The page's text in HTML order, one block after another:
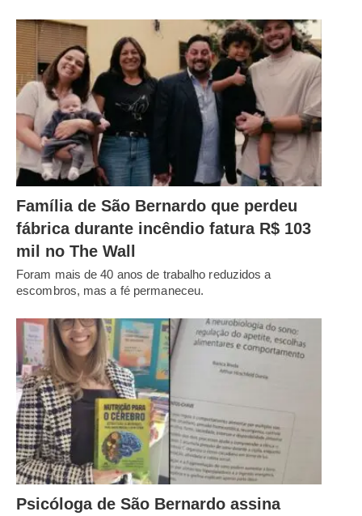
Família de São Bernardo que perdeu
fábrica durante incêndio fatura R$ 103
mil no The Wall
Foram mais de 40 anos de trabalho reduzidos a
escombros, mas a fé permaneceu.
Psicóloga de São Bernardo assina